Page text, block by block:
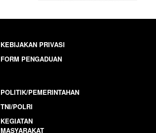
KEBIJAKAN PRIVASI
FORM PENGADUAN
POLITIK/PEMERINTAHAN
TNI/POLRI
KEGIATAN
MASYARAKAT